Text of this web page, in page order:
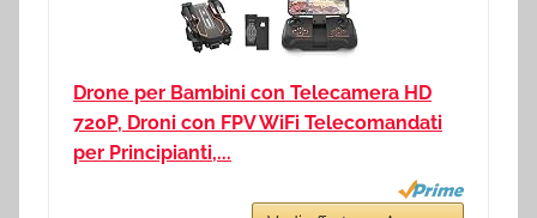
Drone per Bambini con Telecamera HD
720P, Droni con FPV WiFi Telecomandati
per Principianti,...